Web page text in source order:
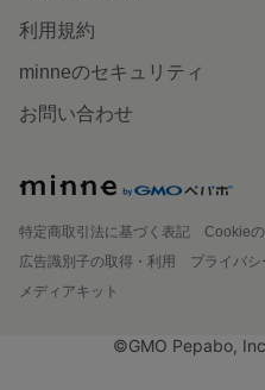
利用規約
minneのセキュリティ
お問い合わせ
特定商取引法に基づく表記
Cookie
広告識別子の取得・利用
プライバ
メディアキット
©GMO Pepabo,